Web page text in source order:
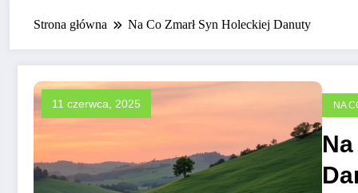
Strona główna Na Co Zmarł Syn Holeckiej Danuty
11 czerwca, 2025 NA